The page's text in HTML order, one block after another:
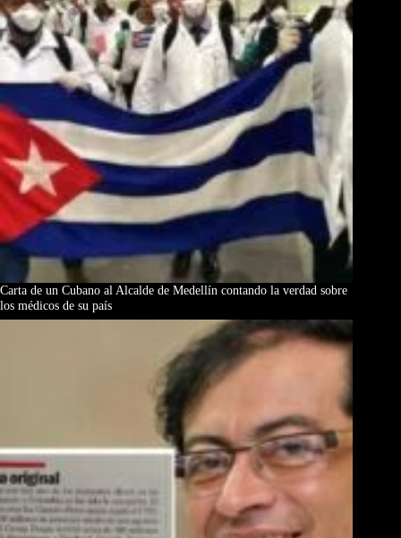
Carta de un Cubano al Alcalde de Medellín contando la verdad sobre
los médicos de su país